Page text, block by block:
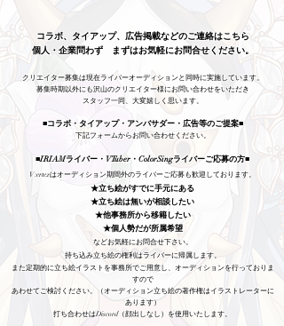
コラボ、タイアップ、広告掲載などのご連絡はこちら
​個人・企業問わず まずはお気軽にお問合せください。
クリエイター募集は現在ライバーオーディションと同時に実施しています。
募集時期以外にも沢山のクリエイター様にお問い合わせをいただき
スタッフ一同、大変嬉しく思います。
■コラボ・タイアップ・アンバサダー・広告等のご提案■
下記フォームからお問い合わせください。
■IRIAMライバー・VTuber・ColorSingライバーご応募の方■
V:ertexはオーディション期間外のライバーご応募も歓迎しております。
★立ち絵がすでに手元にある
★立ち絵は無いが相談したい
★他事務所から移籍したい
★個人勢だが所属希望
などお気軽にお問合せ下さい。
持ち込み立ち絵の権利はライバーに帰属します。
また定期的に立ち絵イラストを事務所でご用意し、オーディションを行っておりま
すので
あわせてご検討ください。（オーディション立ち絵の著作権はイラストレーターに
あります）
打ち合わせはDiscord（顔出しなし）を使用いたします。